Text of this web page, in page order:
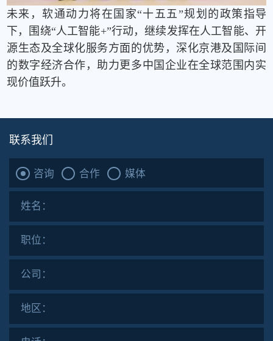
未来，软通动力将在国家“十五五”规划的政策指导
下，围绕“人工智能+”行动，继续发挥在人工智能、开
源生态及全球化服务方面的优势，深化京港及国际间
的数字经济合作，助力更多中国企业在全球范围内实
现价值跃升。
联系我们
咨询 合作 媒体
姓名：
职位：
公司：
地区：